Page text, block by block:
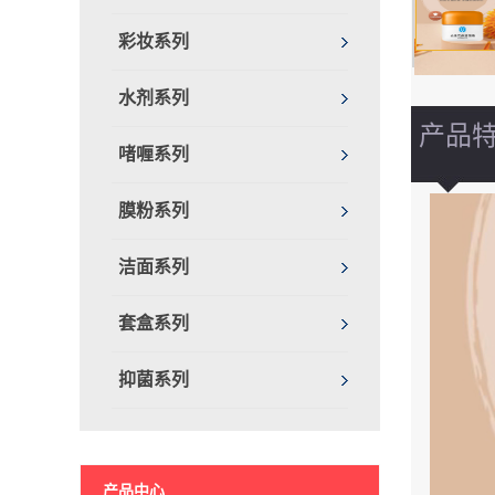
彩妆系列
水剂系列
啫喱系列
膜粉系列
洁面系列
套盒系列
抑菌系列
产品中心
产品